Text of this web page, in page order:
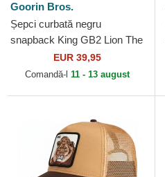
Goorin Bros.
Șepci curbată negru
snapback King GB2 Lion The
Rocker The Farm Goorin
Bros.
EUR 39,95
Comandă-l 11 - 13 august